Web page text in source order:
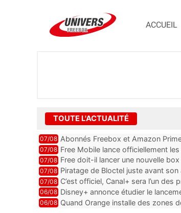
ACCUEIL
TOUTE L'ACTUALITÉ
07/08 Abonnés Freebox et Amazon
07/08 Free Mobile lance officiellement
des promos et des cadeaux
07/08 Free doit-il lancer une nouvelle
07/08 Piratage de Bloctel juste avant
auraient fuité
07/08 C’est officiel, Canal+ sera l’un
Vision 2
06/08 Disney+ annonce étudier le
06/08 Quand Orange installe des zones